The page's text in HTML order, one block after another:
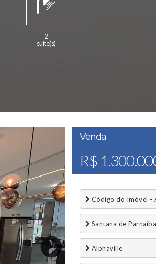
2
suite(s)
Venda
R$
Código do Imóvel -
Santana de
Alphaville